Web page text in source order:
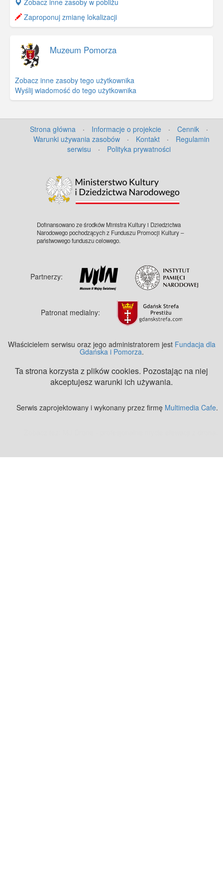
+
−
Zobacz inne zasoby w pobliżu
Zaproponuj zmianę lokalizacji
Muzeum Pomorza
Zobacz inne zasoby tego użytkownika
Wyślij wiadomość do tego użytkownika
Strona główna · Informacje o projekcie · Cennik
·
Warunki używania zasobów
· Kontakt ·
Regulamin
serwisu
· Polityka prywatności
Dofinansowano ze środków Ministra Kultury i Dziedzictwa
Narodowego pochodzących z Funduszu Promocji Kultury –
państwowego funduszu celowego.
Partnerzy:
Patronat medialny:
Właścicielem serwisu oraz jego administratorem jest Fundacja dla
Gdańska i Pomorza.
Ta strona korzysta z plików cookies. Pozostając na niej
akceptujesz warunki ich używania.
Serwis zaprojektowany i wykonany przez firmę Multimedia Cafe.